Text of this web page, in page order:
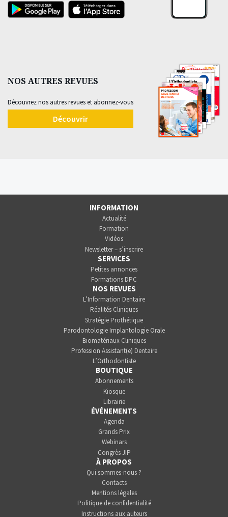
NOS AUTRES REVUES
Découvrez nos autres revues et abonnez-vous
Découvrir
INFORMATION
Actualité
Formation
Vidéos
Newsletter – s’inscrire
SERVICES
Petites annonces
Formations DPC
NOS REVUES
L’Information Dentaire
Réalités Cliniques
Stratégie Prothétique
Parodontologie Implantologie Orale
Biomatériaux Cliniques
Profession Assistant(e) Dentaire
L’Orthodontiste
BOUTIQUE
Abonnements
Kiosque
Librairie
ÉVÉNEMENTS
Agenda
Grands Prix
Webinars
Congrès JIP
À PROPOS
Qui sommes-nous ?
Contacts
Mentions légales
Politique de confidentialité
Instructions aux auteurs